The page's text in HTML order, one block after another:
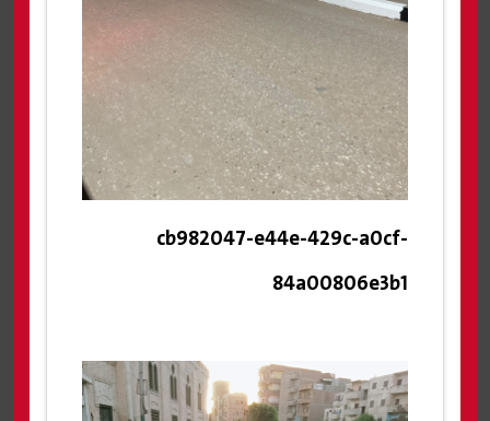
cb982047-e44e-429c-a0cf-
84a00806e3b1